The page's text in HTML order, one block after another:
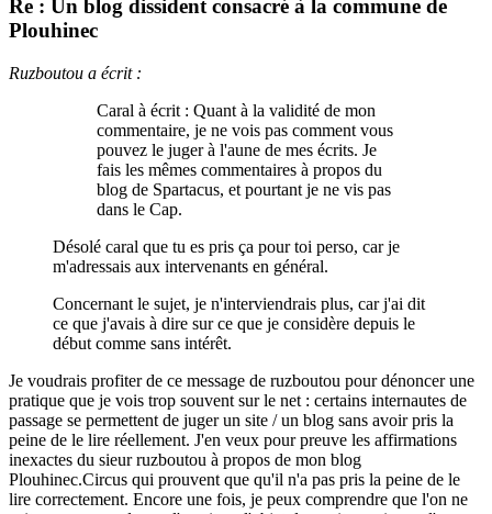
Re : Un blog dissident consacré à la commune de
Plouhinec
Ruzboutou a écrit :
Caral à écrit : Quant à la validité de mon
commentaire, je ne vois pas comment vous
pouvez le juger à l'aune de mes écrits. Je
fais les mêmes commentaires à propos du
blog de Spartacus, et pourtant je ne vis pas
dans le Cap.
Désolé caral que tu es pris ça pour toi perso, car je
m'adressais aux intervenants en général.
Concernant le sujet, je n'interviendrais plus, car j'ai dit
ce que j'avais à dire sur ce que je considère depuis le
début comme sans intérêt.
Je voudrais profiter de ce message de ruzboutou pour dénoncer une
pratique que je vois trop souvent sur le net : certains internautes de
passage se permettent de juger un site / un blog sans avoir pris la
peine de le lire réellement. J'en veux pour preuve les affirmations
inexactes du sieur ruzboutou à propos de mon blog
Plouhinec.Circus qui prouvent que qu'il n'a pas pris la peine de le
lire correctement. Encore une fois, je peux comprendre que l'on ne